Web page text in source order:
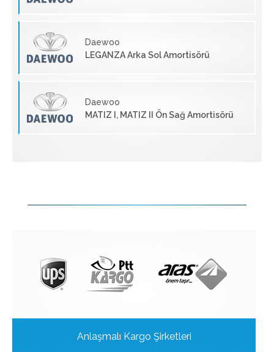
Daewoo
LEGANZA Arka Sol Amortisörü
Daewoo
MATIZ I, MATIZ II Ön Sağ Amortisörü
Anlaşmalı Kargo Şirketleri